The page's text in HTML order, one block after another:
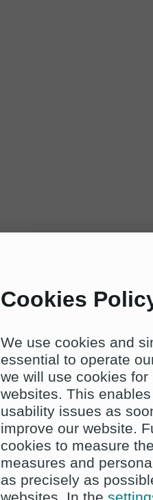
Cookies
We use cookies and
essential to operate
we will use cookies
websites. This
usability issues as
improve our website.
cookies to measure
measures and
as precisely as